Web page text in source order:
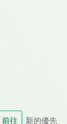
前往 新的優先